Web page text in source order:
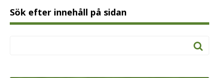
Sök efter innehåll på sidan